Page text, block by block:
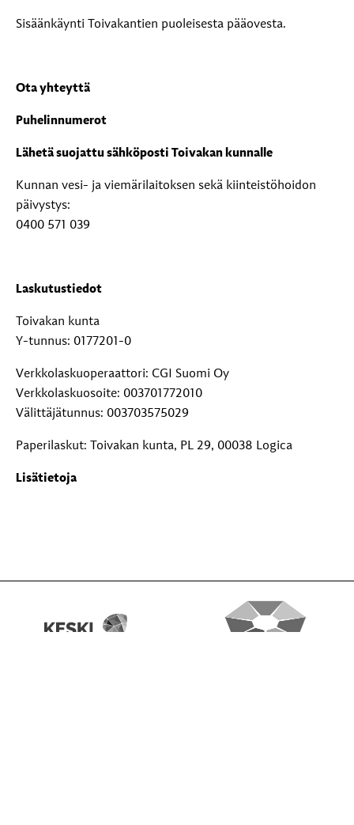
Sisäänkäynti Toivakantien puoleisesta pääovesta.
Ota yhteyttä
Puhelinnumerot
Lähetä suojattu sähköposti Toivakan kunnalle
Kunnan vesi- ja viemärilaitoksen sekä kiinteistöhoidon
päivystys:
0400 571 039
Laskutustiedot
Toivakan kunta
Y-tunnus: 0177201-0
Verkkolaskuoperaattori: CGI Suomi Oy
Verkkolaskuosoite: 003701772010
Välittäjätunnus: 003703575029
Paperilaskut: Toivakan kunta, PL 29, 00038 Logica
Lisätietoja